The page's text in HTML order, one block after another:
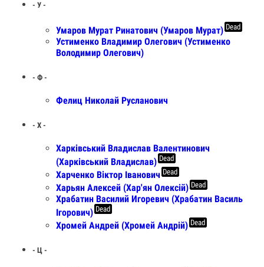
- У -
Умаров Мурат Ринатович (Умаров Мурат) Dead
Устименко Владимир Олегович (Устименко
Володимир Олегович)
- Ф -
Фелиц Николай Русланович
- Х -
Харківський Владислав Валентинович
(Харківський Владислав) Dead
Харченко Віктор Іванович Dead
Харьян Алексей (Хар'ян Олексій) Dead
Храбатин Василий Игоревич (Храбатин Василь
Ігорович) Dead
Хромей Андрей (Хромей Андрій) Dead
- Ц -